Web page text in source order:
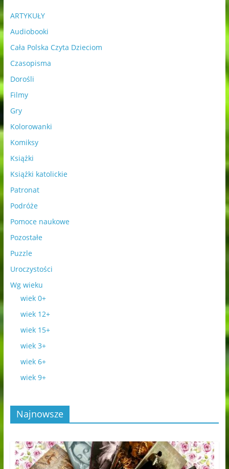
ARTYKUŁY
Audiobooki
Cała Polska Czyta Dzieciom
Czasopisma
Dorośli
Filmy
Gry
Kolorowanki
Komiksy
Książki
Książki katolickie
Patronat
Podróże
Pomoce naukowe
Pozostałe
Puzzle
Uroczystości
Wg wieku
wiek 0+
wiek 12+
wiek 15+
wiek 3+
wiek 6+
wiek 9+
Najnowsze